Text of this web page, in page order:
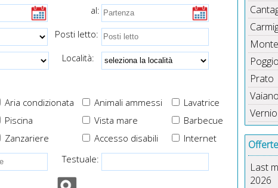
al:
Posti letto:
Località:
Aria condizionata Animali ammessi
Lavatrice
Piscina Vista mare
Barbecue
Zanzariere Internet
Accesso disabili
Testuale:
Prato
Vaiano
Vernio
Last
2026